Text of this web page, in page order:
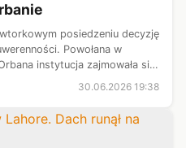
posiedzeniu decyzję
Powołana w
instytucja zajmowała się
korzystających z
30.06.2026 19:38